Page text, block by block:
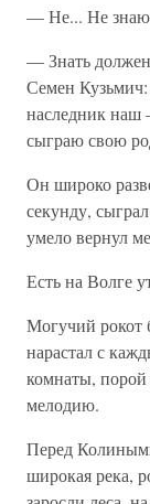
— Не... Не
— Знать
Семен
наследник наш
сыграю свою
Он широко
секунду,
умело вернул
Есть на Волге
Могучий рокот
нарастал с
комнаты,
мелодию.
Перед
широкая река,